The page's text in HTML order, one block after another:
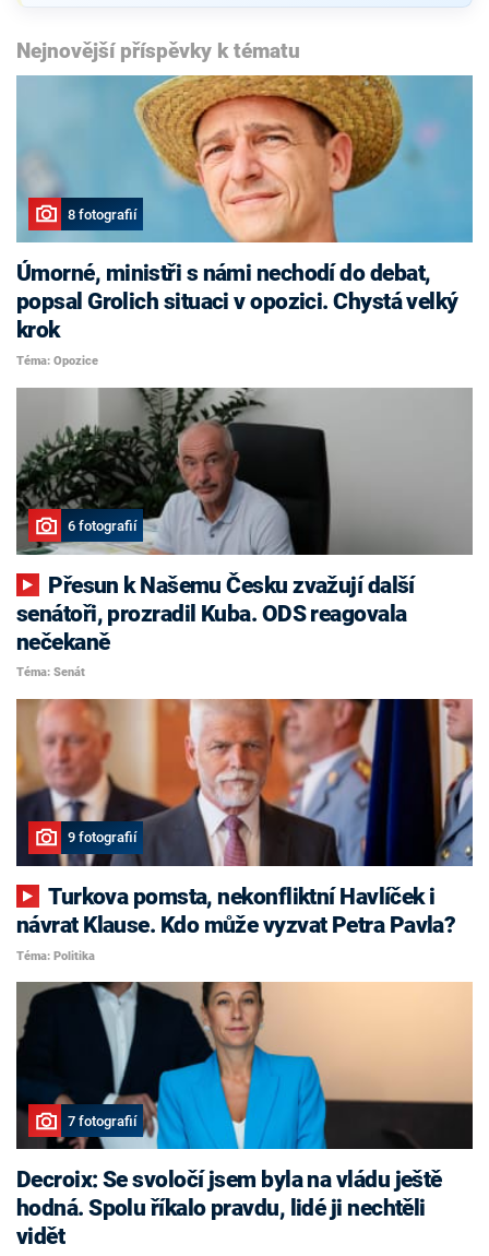
Nejnovější příspěvky k tématu
8 fotografií
Úmorné, ministři s námi nechodí do debat,
popsal Grolich situaci v opozici. Chystá velký
krok
Téma: Opozice
6 fotografií
senátoři, prozradil Kuba. ODS reagovala
nečekaně
Téma: Senát
9 fotografií
Turkova pomsta, nekonfliktní Havlíček i
návrat Klause. Kdo může vyzvat Petra Pavla?
Téma: Politika
7 fotografií
Decroix: Se svoločí jsem byla na vládu ještě
hodná. Spolu říkalo pravdu, lidé ji nechtěli
vidět